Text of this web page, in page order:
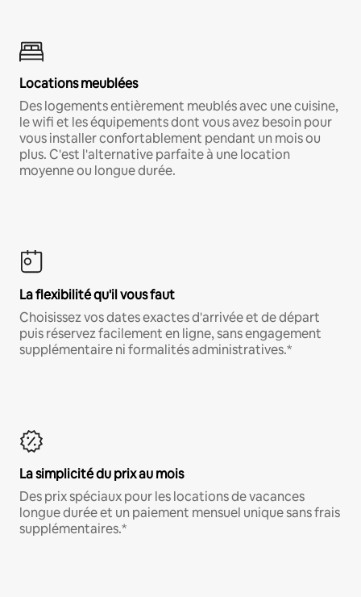
Locations meublées
Des logements entièrement meublés avec une cuisine,
le wifi et les équipements dont vous avez besoin pour
vous installer confortablement pendant un mois ou
plus. C'est l'alternative parfaite à une location
moyenne ou longue durée.
La flexibilité qu'il vous faut
Choisissez vos dates exactes d'arrivée et de départ
puis réservez facilement en ligne, sans engagement
supplémentaire ni formalités administratives.*
La simplicité du prix au mois
Des prix spéciaux pour les locations de vacances
longue durée et un paiement mensuel unique sans frais
supplémentaires.*